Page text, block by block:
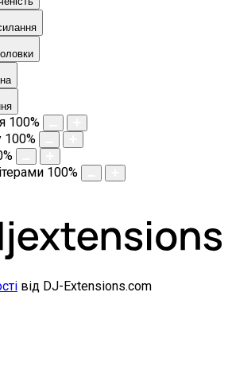
100%
100%
%
100%
від DJ-Extensions.com